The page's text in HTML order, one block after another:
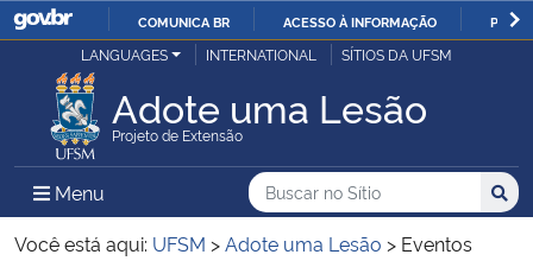
IR
O
COMUNICA BR ACESSO À INFORMAÇÃO
Ministério da Justiça e Segurança Pública
Ministério da Defesa
Ministério das Relações Exteriores
LANGUAGES INTERNATIONAL SÍTIOS DA UFSM
Adote uma Lesão
Projeto de Extensão
Menu Menu Principal do Sítio
Busca
Buscar no no Sítio
Busca:
Você está aqui: UFSM >Adote uma Lesão > Eventos